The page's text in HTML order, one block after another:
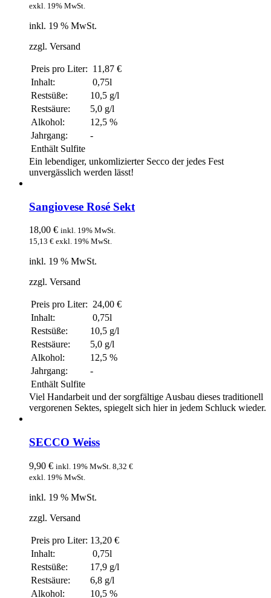
exkl. 19% MwSt.
inkl. 19 % MwSt.
zzgl. Versand
Preis pro Liter: 11,87 €
Inhalt:
0,75l
Restsüße:
10,5 g/l
Restsäure:
5,0 g/l
Alkohol:
12,5 %
Jahrgang:
-
Enthält Sulfite
Ein lebendiger, unkomlizierter Secco der jedes Fest
unvergässlich werden lässt!
Sangiovese Rosé Sekt
18,00 € inkl. 19% MwSt.
15,13 € exkl. 19% MwSt.
inkl. 19 % MwSt.
zzgl. Versand
Preis pro Liter: 24,00 €
Inhalt:
0,75l
Restsüße:
10,5 g/l
Restsäure:
5,0 g/l
Alkohol:
12,5 %
Jahrgang:
-
Enthält Sulfite
Viel Handarbeit und der sorgfältige Ausbau dieses traditionell
vergorenen Sektes, spiegelt sich hier in jedem Schluck wieder.
SECCO Weiss
9,90 € inkl. 19% MwSt. 8,32 €
exkl. 19% MwSt.
inkl. 19 % MwSt.
zzgl. Versand
Preis pro Liter: 13,20 €
Inhalt:
0,75l
Restsüße:
17,9 g/l
Restsäure:
6,8 g/l
Alkohol:
10,5 %